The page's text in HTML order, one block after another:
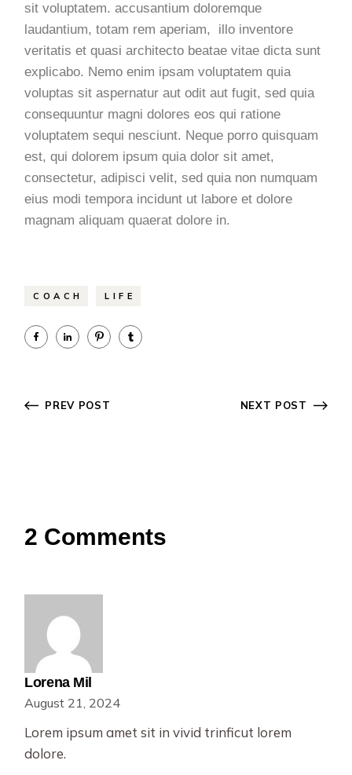
sit voluptatem. accusantium doloremque
laudantium, totam rem aperiam, illo inventore
veritatis et quasi architecto beatae vitae dicta sunt
explicabo. Nemo enim ipsam voluptatem quia
voluptas sit aspernatur aut odit aut fugit, sed quia
consequuntur magni dolores eos qui ratione
voluptatem sequi nesciunt. Neque porro quisquam
est, qui dolorem ipsum quia dolor sit amet,
consectetur, adipisci velit, sed quia non numquam
eius modi tempora incidunt ut labore et dolore
magnam aliquam quaerat dolore in.
COACH LIFE
PREV POST NEXT POST
2 Comments
Lorena Mil
August 21, 2024
Lorem ipsum amet sit in vivid trinficut lorem
dolore.